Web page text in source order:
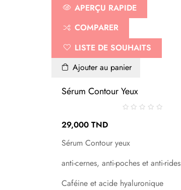
APERÇU RAPIDE
COMPARER
LISTE DE SOUHAITS
Ajouter au panier
Sérum Contour Yeux
29,000 TND
Sérum Contour yeux
anti-cernes, anti-poches et anti-rides
Caféine et acide hyaluronique